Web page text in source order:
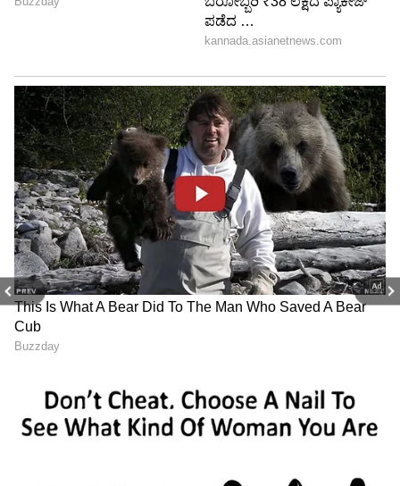
PREV NEXT
ಸ್ವದೇಶಿ ಎಲೆಕ್ಟ್ರಾನಿಕ್ ಯುದ್ಧ ಸೂಟ್ ಅಳವಡಿಕೆ
ವಿಶೇಷವೆಂದರೆ, ಈ ಯೋಜನೆಯಡಿ ನಿರ್ಮಾಣವಾಗುತ್ತಿರುವ
ಪ್ರತಿಯೊಂದು ವಿಮಾನಕ್ಕೂ ಭಾರತದ ಹೆಮ್ಮೆಯ ಸಾರ್ವಜನಿಕ
ವಲಯದ ಸಂಸ್ಥೆಗಳಾದ ಭಾರತ್ ಎಲೆಕ್ಟ್ರಾನಿಕ್ಸ್ ಲಿಮಿಟೆಡ್
(BEL) ಮತ್ತು ಭಾರತ್ ಡೈನಾಮಿಕ್ಸ್ ಲಿಮಿಟೆಡ್ (BDL)
ಜಂಟಿಯಾಗಿ ಅಭಿವೃದ್ಧಿಪಡಿಸಿರುವ ಸ್ಥಳೀಯ 'ಎಲೆಕ್ಟ್ರಾನಿಕ್
ಯುದ್ಧ ಸೂಟ್' (Indigenous Electronic Warfare
Suite) ಅನ್ನು ಅಳವಡಿಸಲಾಗುತ್ತಿದೆ. ಇದು ಯುದ್ಧದ
ಸಮಯದಲ್ಲಿ ಶತ್ರುಗಳ ರೇಡಾರ್ ಕಣ್ಣು ತಪ್ಪಿಸಲು ಹಾಗೂ
ಕ್ಷಿಪಣಿ ದಾಳಿಗಳಿಂದ ವಿಮಾನವನ್ನು ರಕ್ಷಿಸಿಕೊಳ್ಳಲು
ನೆರವಾಗುತ್ತದೆ.
ಈ ಮಹತ್ವದ ಕಾರ್ಯಕ್ರಮದಡಿಯಲ್ಲಿ, ಟಾಟಾ ಸಂಸ್ಥೆಯು
ಮೈಲಿಗಲ್ಲು ಸ್ಥಾಪಿಸಿದ್ದು, ಮುಂಬರುವ ದಿನಗಳಲ್ಲಿ ಭಾರತವು